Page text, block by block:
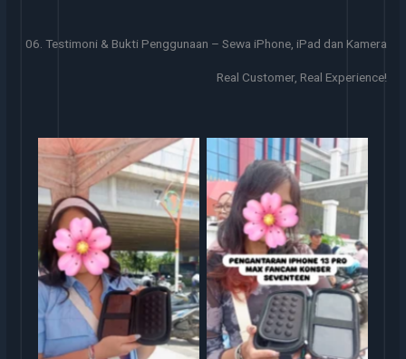
06. Testimoni & Bukti Penggunaan – Sewa iPhone, iPad dan Kamera
Real Customer, Real Experience!
Serah Terima Sewa iPhone
TransGO
Serah Terima Sewa iPhone
13 Pro Max Konser
Seventeen